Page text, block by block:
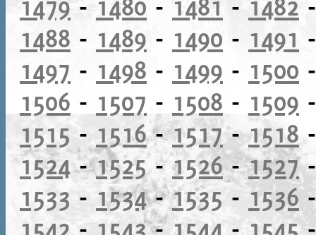
1488 - 1489 - 1490 - 1491
1497 - 1498 - 1499 - 1500
1506 - 1507 - 1508 - 1509
1515- 1516-1517-1518
1524-1525-1526-1527
1533 - 1534-1535 - 1536
1542 - 1543-1544- 1545